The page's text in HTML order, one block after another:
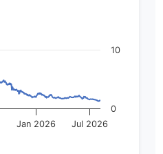
Jan 2026 Jul 2026
0
10